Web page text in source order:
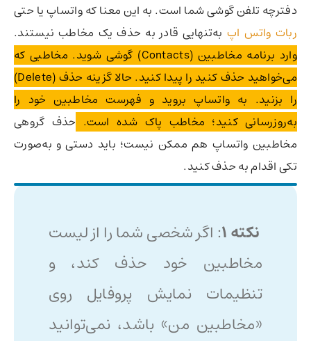
دفترچه تلفن گوشی شما است. به این معنا که واتساپ یا حتی
ربات واتس اپ به‌تنهایی قادر به حذف یک مخاطب نیستند.
وارد برنامه مخاطبین (Contacts) گوشی شوید. مخاطبی که
می‌خواهید حذف کنید را پیدا کنید. حالا گزینه حذف (Delete)
را بزنید. به واتساپ بروید و فهرست مخاطبین خود را
به‌روزرسانی کنید؛ مخاطب پاک شده است. حذف گروهی
مخاطبین واتساپ هم ممکن نیست؛ باید دستی و به‌صورت
تکی اقدام به حذف کنید.
نکته ۱ : اگر شخصی شما را از لیست
مخاطبین خود حذف کند، و
تنظیمات نمایش پروفایل روی
«مخاطبین من» باشد، نمی‌توانید